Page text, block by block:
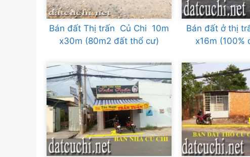
Bán đất Thị trấn Củ Chi 10m
x30m (80m2 đất thổ cư)
Bán đất ở thị
x16m (100%